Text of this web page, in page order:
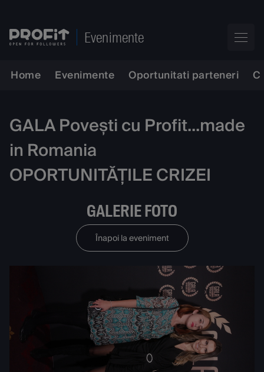
Evenimente
Home Evenimente Oportunitati parteneri
GALA Povești cu Profit...made
in Romania
OPORTUNITĂȚILE CRIZEI
GALERIE FOTO
Înapoi la eveniment